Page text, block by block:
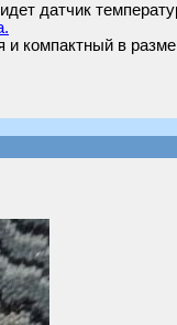
датчик
и компактный в